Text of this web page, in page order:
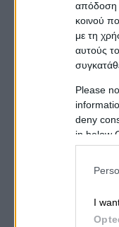
απόδοση
κοινού
με τη
αυτούς
Please
deny
in below
I